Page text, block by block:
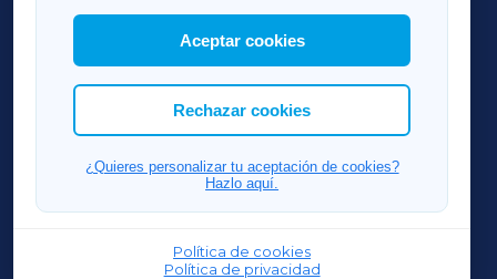
mostrar publicidad de terceros.
Asimismo, puedes personalizar la elección de
las cookies que deseas permitir.
Aceptar cookies
Rechazar cookies
¿Quieres personalizar tu aceptación de cookies?
Hazlo aquí.
Política de cookies
Política de privacidad
RIBEIRASACRAXA
ACORUÑAXA
FERROLXA
OURENSEXA